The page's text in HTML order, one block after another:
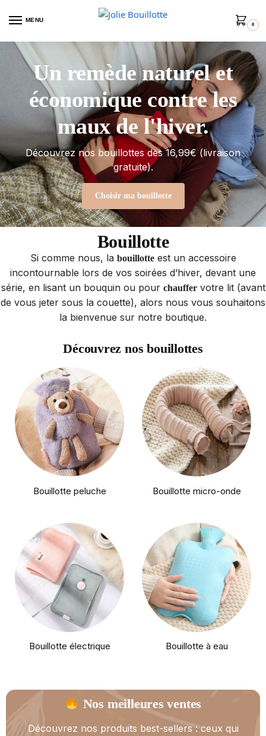
MENU
0
Un remède naturel et
économique contre les
maux de l'hiver.
Découvrez nos bouillottes dès 16,99€ (livraison
gratuite).
Choisir ma bouillotte
Bouillotte
Si comme nous, la bouillotteest un accessoire
incontournable lors de vos soirées d’hiver, devant une
série, en lisant un bouquin ou pour chauffervotre lit (avant
de vous jeter sous la couette), alors nous vous souhaitons
la bienvenue sur notre boutique.
Découvrez nos bouillottes
Bouillotte peluche Bouillotte micro-onde
Bouillotte électrique Bouillotte à eau
Nos meilleures ventes
Découvrez nos produits best-sellers : ceux qui